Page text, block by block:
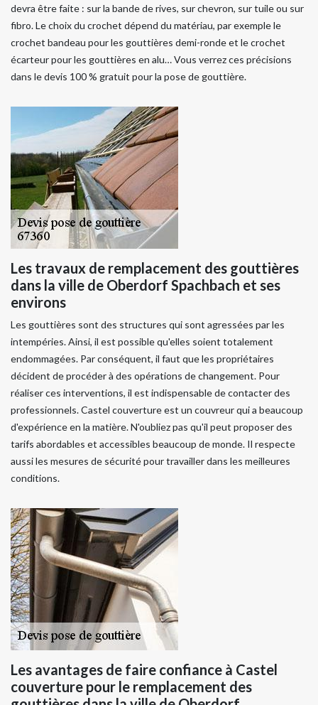
devra être faite : sur la bande de rives, sur chevron, sur tuile ou sur
fibro. Le choix du crochet dépend du matériau, par exemple le
crochet bandeau pour les gouttières demi-ronde et le crochet
écarteur pour les gouttières en alu… Vous verrez ces précisions
dans le devis 100 % gratuit pour la pose de gouttière.
Les travaux de remplacement des gouttières
dans la ville de Oberdorf Spachbach et ses
environs
Les gouttières sont des structures qui sont agressées par les
intempéries. Ainsi, il est possible qu'elles soient totalement
endommagées. Par conséquent, il faut que les propriétaires
décident de procéder à des opérations de changement. Pour
réaliser ces interventions, il est indispensable de contacter des
professionnels. Castel couverture est un couvreur qui a beaucoup
d'expérience en la matière. N'oubliez pas qu'il peut proposer des
tarifs abordables et accessibles beaucoup de monde. Il respecte
aussi les mesures de sécurité pour travailler dans les meilleures
conditions.
Les avantages de faire confiance à Castel
couverture pour le remplacement des